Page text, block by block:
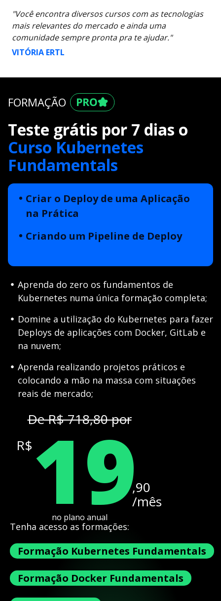
"Você encontra diversos cursos com as tecnologias
mais relevantes do mercado e ainda uma
comunidade sempre pronta pra te ajudar."
VITÓRIA ERTL
FORMAÇÃO
Teste grátis por 7 dias o
Curso Kubernetes
Fundamentals
Criar o Deploy de uma Aplicação
na Prática
Criando um Pipeline de Deploy
Aprenda do zero os fundamentos de
Kubernetes numa única formação completa;
Domine a utilização do Kubernetes para fazer
Deploys de aplicações com Docker, GitLab e
na nuvem;
Aprenda realizando projetos práticos e
colocando a mão na massa com situações
reais de mercado;
De R$ 718,80 por
R$ 19,90
/mês
no plano anual
Tenha acesso as formações:
Formação Kubernetes Fundamentals
Formação Docker Fundamentals